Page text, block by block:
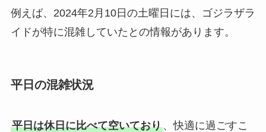
例えば、2024年2月10日の土曜日には、ゴジラザラ
イドが特に混雑していたとの情報があります。
平日の混雑状況
平日は休日に比べて空いており、快適に過ごすこ